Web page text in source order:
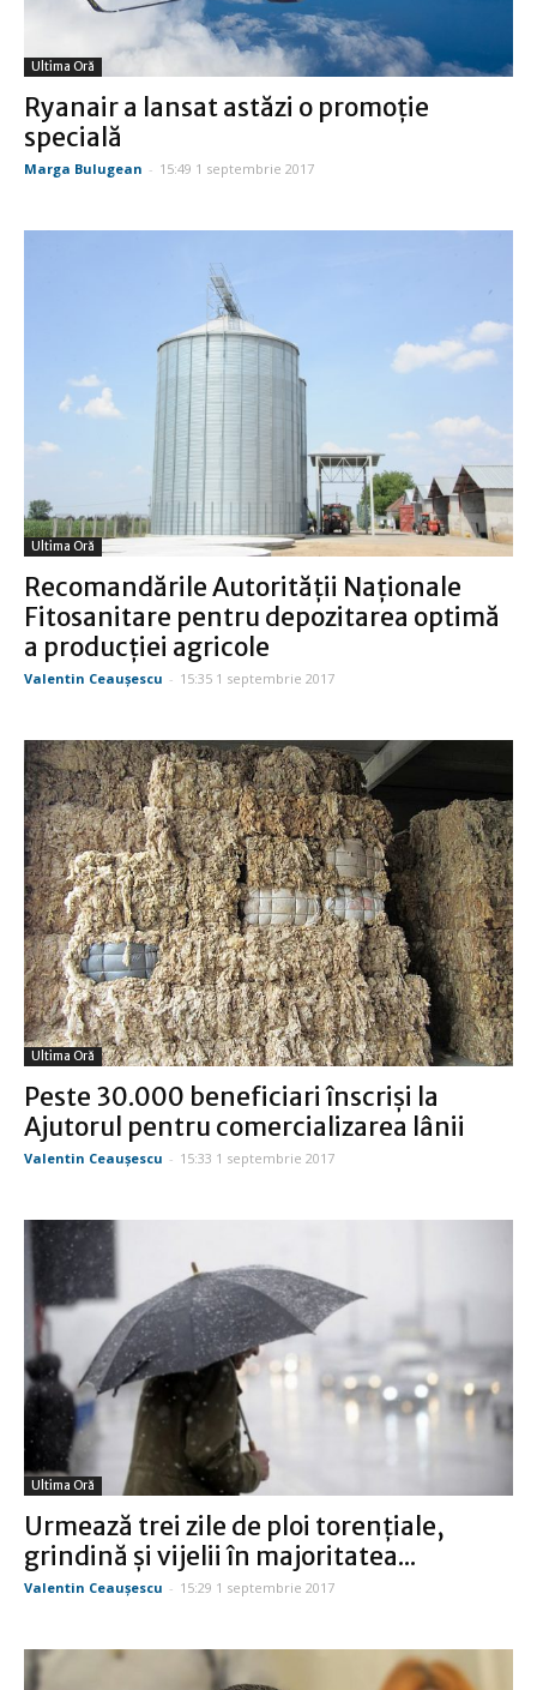
Ultima Oră
Ryanair a lansat astăzi o promoţie
specială
Marga Bulugean - 15:49 1 septembrie 2017
Ultima Oră
Recomandările Autorităţii Naţionale
Fitosanitare pentru depozitarea optimă
a producţiei agricole
Valentin Ceauşescu - 15:35 1 septembrie 2017
Ultima Oră
Peste 30.000 beneficiari înscrişi la
Ajutorul pentru comercializarea lânii
Valentin Ceauşescu - 15:33 1 septembrie 2017
Ultima Oră
Urmează trei zile de ploi torenţiale,
grindină şi vijelii în majoritatea...
Valentin Ceauşescu - 15:29 1 septembrie 2017